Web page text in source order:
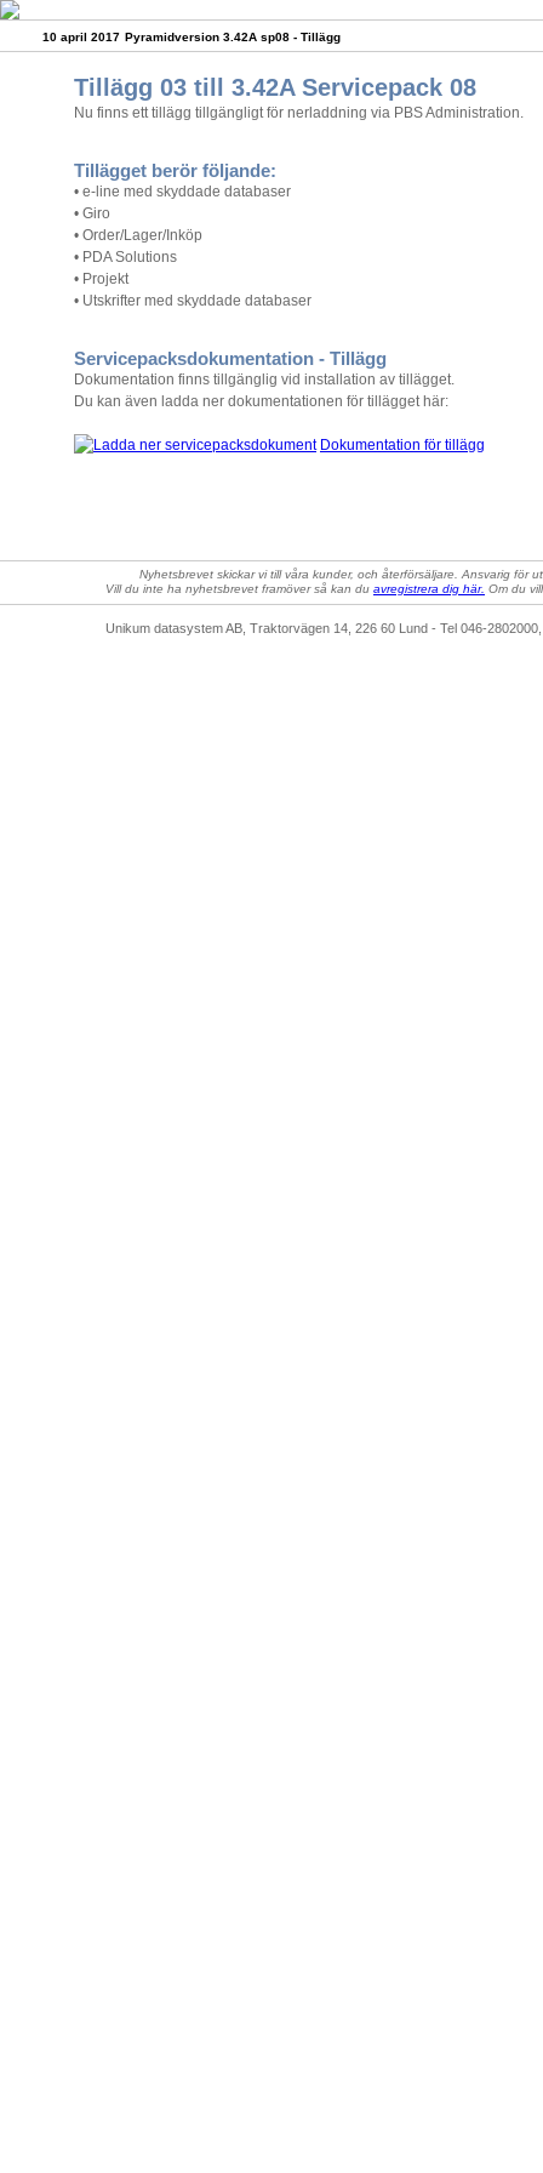
10 april 2017 Pyramidversion 3.42A sp08 - Tillägg
Tillägg 03 till 3.42A Servicepack 08
Nu finns ett tillägg tillgängligt för nerladdning via PBS Administration.
Tillägget berör följande:
• e-line med skyddade databaser
• Giro
• Order/Lager/Inköp
• PDA Solutions
• Projekt
• Utskrifter med skyddade databaser
Servicepacksdokumentation - Tillägg
Dokumentation finns tillgänglig vid installation av tillägget.
Du kan även ladda ner dokumentationen för tillägget här:
Dokumentation för tillägg
Nyhetsbrevet skickar vi till våra kunder, och återförsäljare. Ansvarig för
Vill du inte ha nyhetsbrevet framöver så kan du avregistrera dig här. Om du
Unikum datasystem AB, Traktorvägen 14, 226 60 Lund - Tel 046-